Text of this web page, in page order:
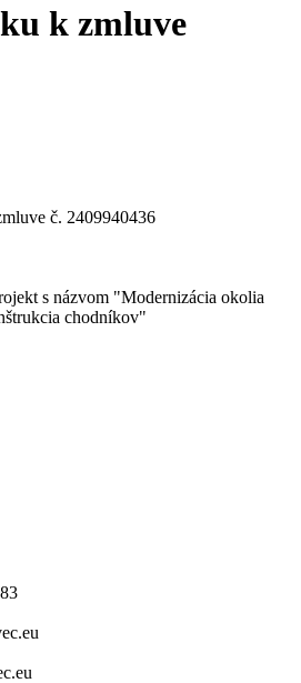
k zmluve
č. 2409940436
s názvom "Modernizácia okolia
chodníkov"